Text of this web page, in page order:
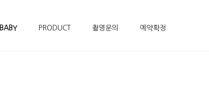
BABY PRODUCT 촬영문의 예약확정